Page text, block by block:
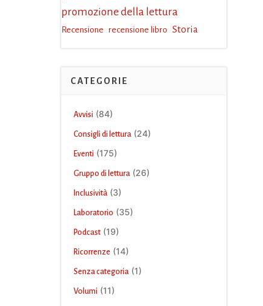
promozione della lettura
Recensione recensione libro Storia
CATEGORIE
Avvisi (84)
Consigli di lettura(24)
Eventi (175)
Gruppo di lettura(26)
Inclusività(3)
Laboratorio (35)
Podcast(19)
Ricorrenze (14)
Senza categoria(1)
Volumi (11)